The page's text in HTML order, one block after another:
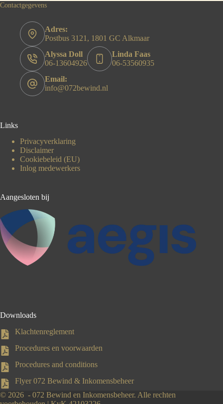
Contactgegevens
Adres:
Postbus 3121, 1801 GC Alkmaar
Alyssa Doll
06-13604926
Linda Faas
06-53560935
Email:
info@072bewind.nl
Links
Privacyverklaring
Disclaimer
Cookiebeleid (EU)
Inlog medewerkers
Aangesloten bij
Downloads
Klachtenreglement
Procedures en voorwaarden
Procedures and conditions
Flyer 072 Bewind & Inkomensbeheer
© 2026 - 072 Bewind en Inkomensbeheer. Alle rechten